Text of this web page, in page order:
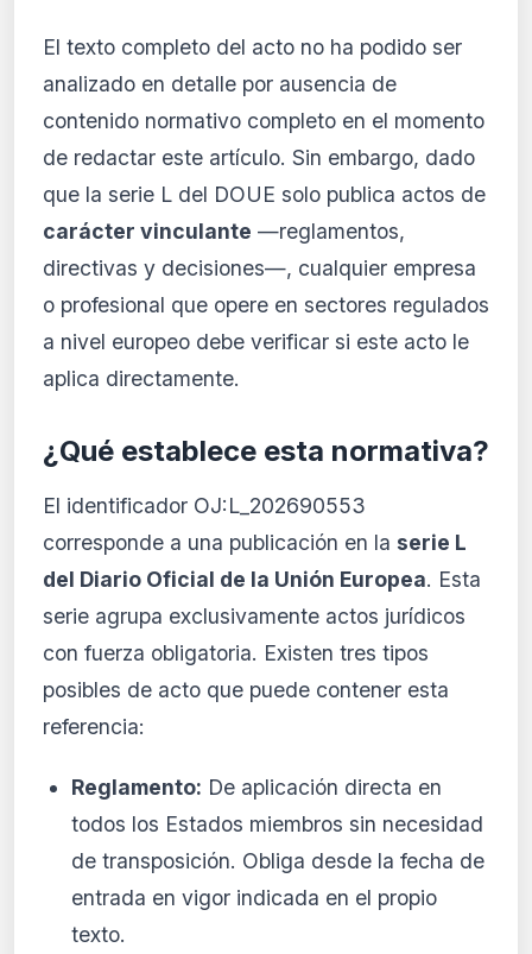
El texto completo del acto no ha podido ser
analizado en detalle por ausencia de
contenido normativo completo en el momento
de redactar este artículo. Sin embargo, dado
que la serie L del DOUE solo publica actos de
carácter vinculante —reglamentos,
directivas y decisiones—, cualquier empresa
o profesional que opere en sectores regulados
a nivel europeo debe verificar si este acto le
aplica directamente.
¿Qué establece esta normativa?
El identificador OJ:L_202690553
corresponde a una publicación en la serie L
del Diario Oficial de la Unión Europea. Esta
serie agrupa exclusivamente actos jurídicos
con fuerza obligatoria. Existen tres tipos
posibles de acto que puede contener esta
referencia:
Reglamento: De aplicación directa en
todos los Estados miembros sin necesidad
de transposición. Obliga desde la fecha de
entrada en vigor indicada en el propio
texto.